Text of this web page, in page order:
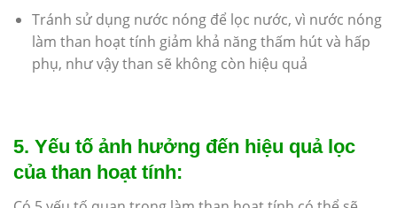
Tránh sử dụng nước nóng để lọc nước, vì nước nóng
làm than hoạt tính giảm khả năng thấm hút và hấp
phụ, như vậy than sẽ không còn hiệu quả
5. Yếu tố ảnh hưởng đến hiệu quả lọc
của than hoạt tính: